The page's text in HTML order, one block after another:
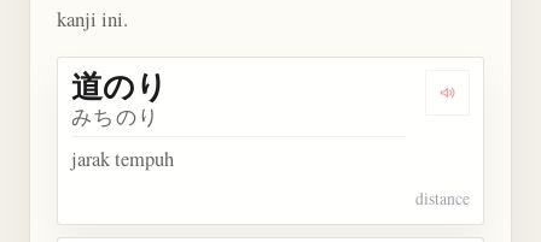
kanji ini.
Dengarkan
道のり
みちのり
jarak tempuh
distance